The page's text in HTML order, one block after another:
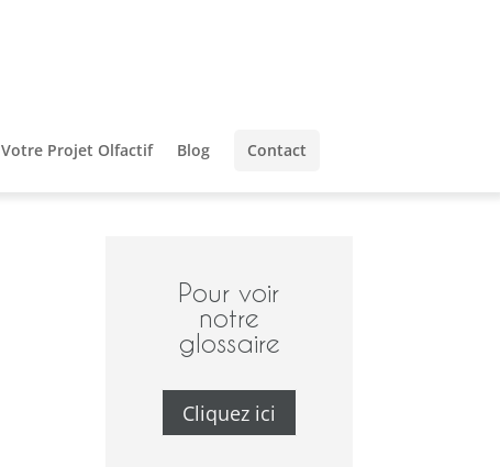
Votre Projet Olfactif Blog Contact
Pour voir
notre
glossaire
Cliquez ici